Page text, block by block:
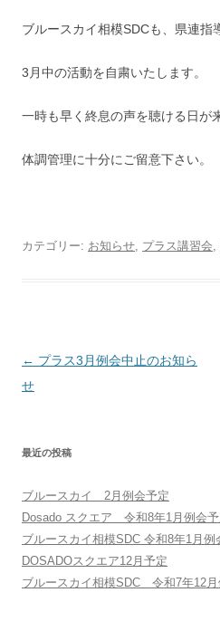
ブルースカイ相模SDCも、県連指
3月中の活動を自粛いたします。
一時も早く終息の声を聴ける日が
体調管理に十分にご留意下さ
カテゴリー: お知らせ, プラス講習会,
投稿ナビゲーション
← プラス3月例会中止のお知ら
せ
最近の投稿
ブルースカイ 2月例会予定
Dosado スクエア 令和8年1月例会
ブルースカイ相模SDC 令和8年1月例
DOSADOスクエア12月予定
ブルースカイ相模SDC 令和7年12月